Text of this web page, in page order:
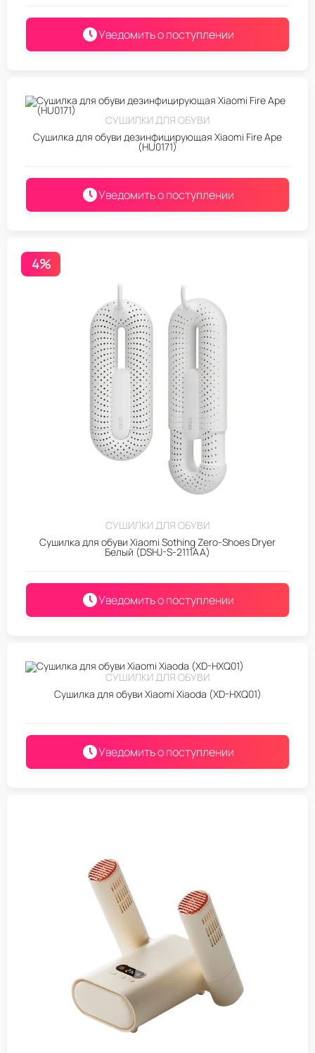
Уведомить о поступлении
СУШИЛКИ ДЛЯ ОБУВИ
Сушилка для обуви дезинфицирующая Xiaomi Fire Ape
(HU0171)
Уведомить о поступлении
4%
СУШИЛКИ ДЛЯ ОБУВИ
Сушилка для обуви Xiaomi Sothing Zero-Shoes Dryer
Белый (DSHJ-S-2111AA)
Уведомить о поступлении
СУШИЛКИ ДЛЯ ОБУВИ
Сушилка для обуви Xiaomi Xiaoda (XD-HXQ01)
Уведомить о поступлении